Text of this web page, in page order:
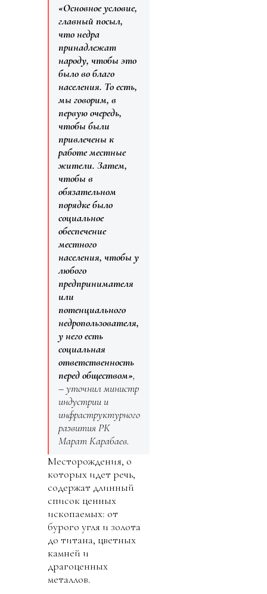
«Основное условие,
главный посыл,
что недра
принадлежат
народу, чтобы это
было во благо
населения. То есть,
мы говорим, в
первую очередь,
чтобы были
привлечены к
работе местные
жители. Затем,
чтобы в
обязательном
порядке было
социальное
обеспечение
местного
населения, чтобы у
любого
предпринимателя
или
потенциального
недропользователя,
у него есть
социальная
ответственность
перед обществом»,
– уточнил министр
индустрии и
инфраструктурного
развития РК
Марат Карабаев.
Месторождения, о
которых идет речь,
содержат длинный
список ценных
ископаемых: от
бурого угля и золота
до титана, цветных
камней и
драгоценных
металлов.